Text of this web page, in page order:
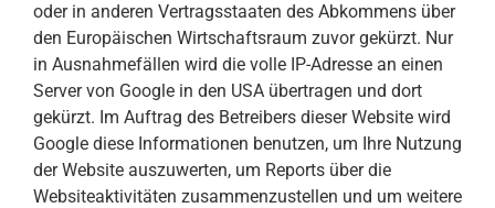
oder in anderen Vertragsstaaten des Abkommens über
den Europäischen Wirtschaftsraum zuvor gekürzt. Nur
in Ausnahmefällen wird die volle IP-Adresse an einen
Server von Google in den USA übertragen und dort
gekürzt. Im Auftrag des Betreibers dieser Website wird
Google diese Informationen benutzen, um Ihre Nutzung
der Website auszuwerten, um Reports über die
Websiteaktivitäten zusammenzustellen und um weitere